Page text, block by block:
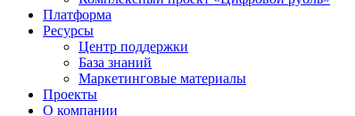
Платформа
Ресурсы
Центр поддержки
База знаний
Маркетинговые материалы
Проекты
О компании